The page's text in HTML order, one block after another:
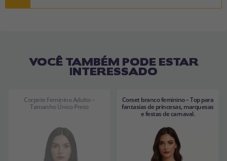
VOCÊ TAMBÉM PODE ESTAR
INTERESSADO
Corpete Feminino Adulto –
Tamanho Único Preto
Corset branco feminino – Top para
fantasias de princesas, marquesas
e festas de carnaval.